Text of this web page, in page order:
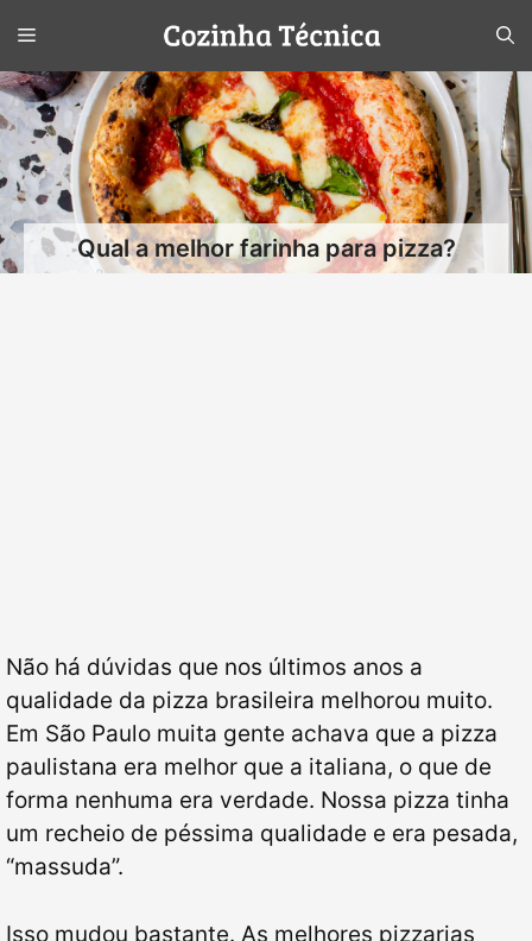
para
o
conteúdo
Menu
Qual a melhor farinha para pizza?
Não há dúvidas que nos últimos anos a
qualidade da pizza brasileira melhorou muito.
Em São Paulo muita gente achava que a pizza
paulistana era melhor que a italiana, o que de
forma nenhuma era verdade. Nossa pizza tinha
um recheio de péssima qualidade e era pesada,
“massuda”.
Isso mudou bastante. As melhores pizzarias